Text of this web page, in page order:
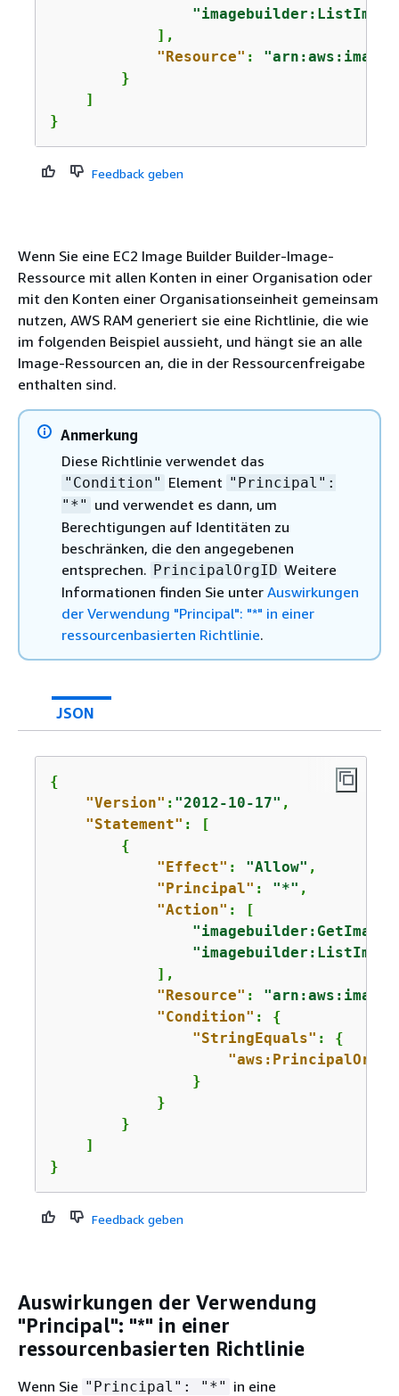
            ],
"Resource" :
        }
    ]
}
Feedback geben
Wenn Sie eine EC2 Image Builder Builder-Image-
Ressource mit allen Konten in einer Organisation oder
mit den Konten einer Organisationseinheit gemeinsam
nutzen, AWS RAM generiert sie eine Richtlinie, die wie
im folgenden Beispiel aussieht, und hängt sie an alle
Image-Ressourcen an, die in der Ressourcenfreigabe
enthalten sind.
Anmerkung
Diese Richtlinie verwendet das
"Condition" Element "Principal":
"*" und verwendet es dann, um
Berechtigungen auf Identitäten zu
beschränken, die den angegebenen
entsprechen. PrincipalOrgID Weitere
Informationen finden Sie unter Auswirkungen
der Verwendung "Principal": "*" in einer
ressourcenbasierten Richtlinie.
JSON
{
"Version" : "2012-10-17" ,
"Statement" : [
{
"Effect" : "Allow" ,
"Principal" : "*" ,
"Action" : [
"imagebuilder:GetImage"
            ],
"Resource" :
"Condition" : {
"StringEquals" : {
                }
            }
        }
    ]
}
Feedback geben
Auswirkungen der Verwendung
"Principal": "*" in einer
ressourcenbasierten Richtlinie
Wenn Sie "Principal": "*" in eine